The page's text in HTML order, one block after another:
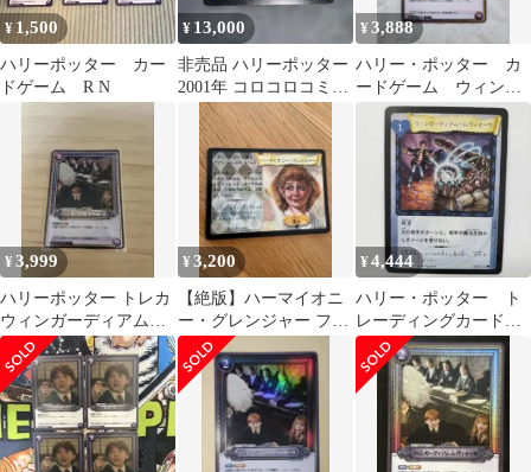
¥ 1,500
ハリーポッター カー
ドゲーム R N
¥ 13,000
非売品 ハリーポッター
2001年 コロコロコミッ
ク 付録 カード 初期 レ
¥3,888
ハリー・ポッター カ
ードゲーム ウィンガ
ーディアム・レヴィオ
¥3,999
ハリーポッター トレカ
ウィンガーディアム・
レヴィオーサ R★
¥3,200
【絶版】ハーマイオニ
ー・グレンジャー フォ
イル ハリーポッター カ
ード おまけ付
¥4,444
ハリー・ポッター ト
レーディングカードゲ
ーム ウィンガーディ
アム・レヴィオーサ